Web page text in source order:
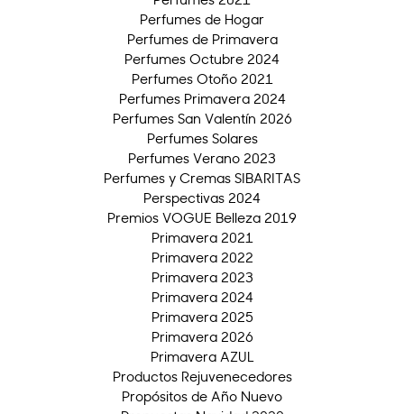
Perfumes de Hogar
Perfumes de Primavera
Perfumes Octubre 2024
Perfumes Otoño 2021
Perfumes Primavera 2024
Perfumes San Valentín 2026
Perfumes Solares
Perfumes Verano 2023
Perfumes y Cremas SIBARITAS
Perspectivas 2024
Premios VOGUE Belleza 2019
Primavera 2021
Primavera 2022
Primavera 2023
Primavera 2024
Primavera 2025
Primavera 2026
Primavera AZUL
Productos Rejuvenecedores
Propósitos de Año Nuevo